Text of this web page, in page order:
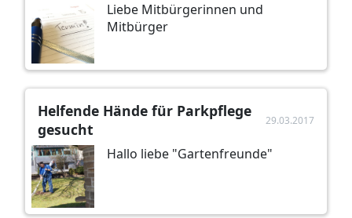
Liebe Mitbürgerinnen und
Mitbürger
Helfende Hände für Parkpflege
gesucht
29.03.2017
Hallo liebe "Gartenfreunde"